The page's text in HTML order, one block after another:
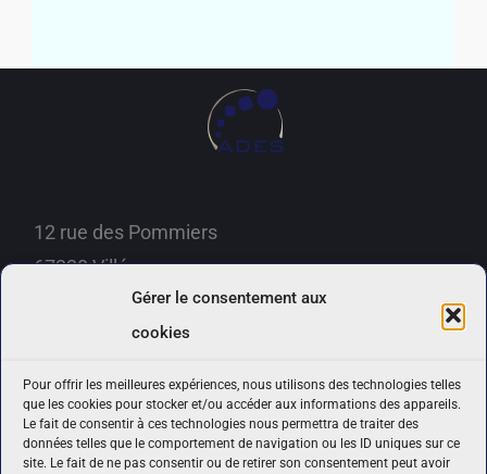
Gérer le consentement aux
cookies
Pour offrir les meilleures expériences, nous utilisons des technologies telles
que les cookies pour stocker et/ou accéder aux informations des appareils.
Le fait de consentir à ces technologies nous permettra de traiter des
données telles que le comportement de navigation ou les ID uniques sur ce
site. Le fait de ne pas consentir ou de retirer son consentement peut avoir
12 rue des Pommiers
67220 Villé
Téléphone :06 15 79 63 12
contact@ades-prevention.fr
Politique de confidentialité
Politique de cookies (UE)